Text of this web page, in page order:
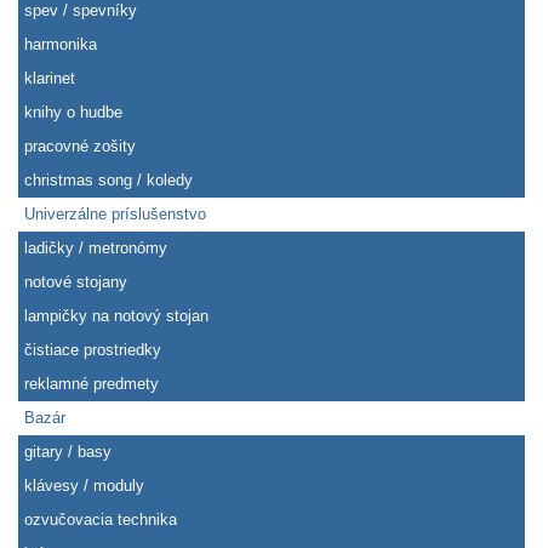
spev / spevníky
harmonika
klarinet
knihy o hudbe
pracovné zošity
christmas song / koledy
Univerzálne príslušenstvo
ladičky / metronómy
notové stojany
lampičky na notový stojan
čistiace prostriedky
reklamné predmety
Bazár
gitary / basy
klávesy / moduly
ozvučovacia technika